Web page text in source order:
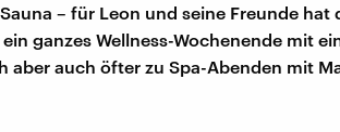
– für Leon und seine Freunde hat
ganzes Wellness-Wochenende mit
aber auch öfter zu Spa-Abenden mit